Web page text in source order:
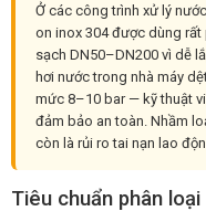
Ở các công trình xử lý
on inox 304 được dùng
sạch DN50–DN200 vì dễ
hơi nước trong nhà máy
mức 8–10 bar — kỹ thuật
đảm bảo an toàn. Nhầm
còn là rủi ro tai nạn lao
Tiêu chuẩn phân loại